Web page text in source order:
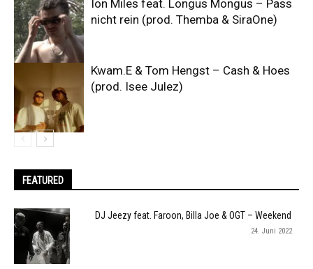
Ion Miles feat. Longus Mongus – Pass
nicht rein (prod. Themba & SiraOne)
Kwam.E & Tom Hengst – Cash & Hoes
(prod. Isee Julez)
FEATURED
DJ Jeezy feat. Faroon, Billa Joe & OGT – Weekend
24. Juni 2022